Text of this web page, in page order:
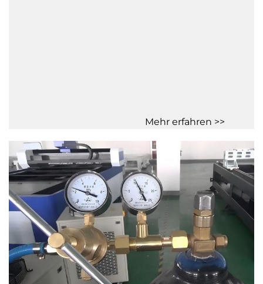
Mehr erfahren >>